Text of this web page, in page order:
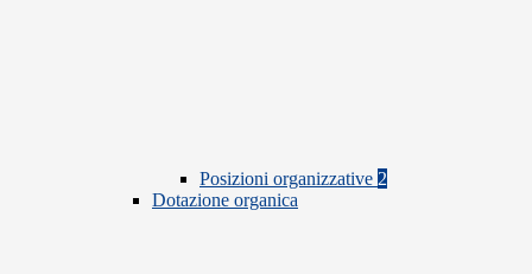
Posizioni organizzative 2
Dotazione organica